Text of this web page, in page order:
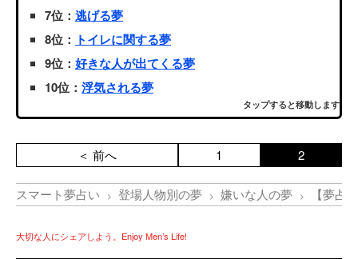
7位： 逃げる夢
8位： トイレに関する夢
9位： 好きな人が出てくる夢
10位： 浮気される夢
タップすると移動します
＜ 前へ 1 2
スマート夢占い 登場人物別の夢 嫌いな人の夢 【夢占
大切な人にシェアしよう。Enjoy Men’s Life!